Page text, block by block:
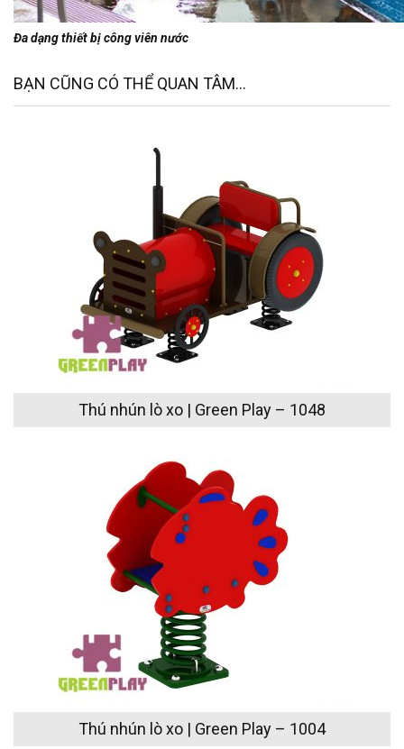
Đa dạng thiết bị công viên nước
BẠN CŨNG CÓ THỂ QUAN TÂM...
Thú nhún lò xo | Green Play – 1048
Thú nhún lò xo | Green Play – 1004